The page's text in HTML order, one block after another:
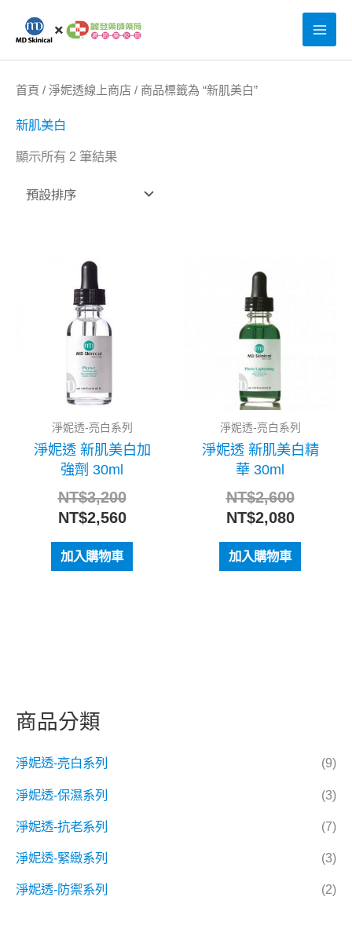
主
首頁 / 淨妮透線上商店 / 商品標籤為 “新肌美白”
新肌美白
顯示所有 2 筆結果
淨妮透-亮白系列
淨妮透 新肌美白加
強劑 30ml
NT$3,200
NT$2,560
加入購物車
淨妮透-亮白系列
淨妮透 新肌美白精
華 30ml
NT$2,600
NT$2,080
加入購物車
商品分類
淨妮透-亮白系列 (9)
淨妮透-保濕系列 (3)
淨妮透-抗老系列 (7)
淨妮透-緊緻系列 (3)
淨妮透-防禦系列 (2)